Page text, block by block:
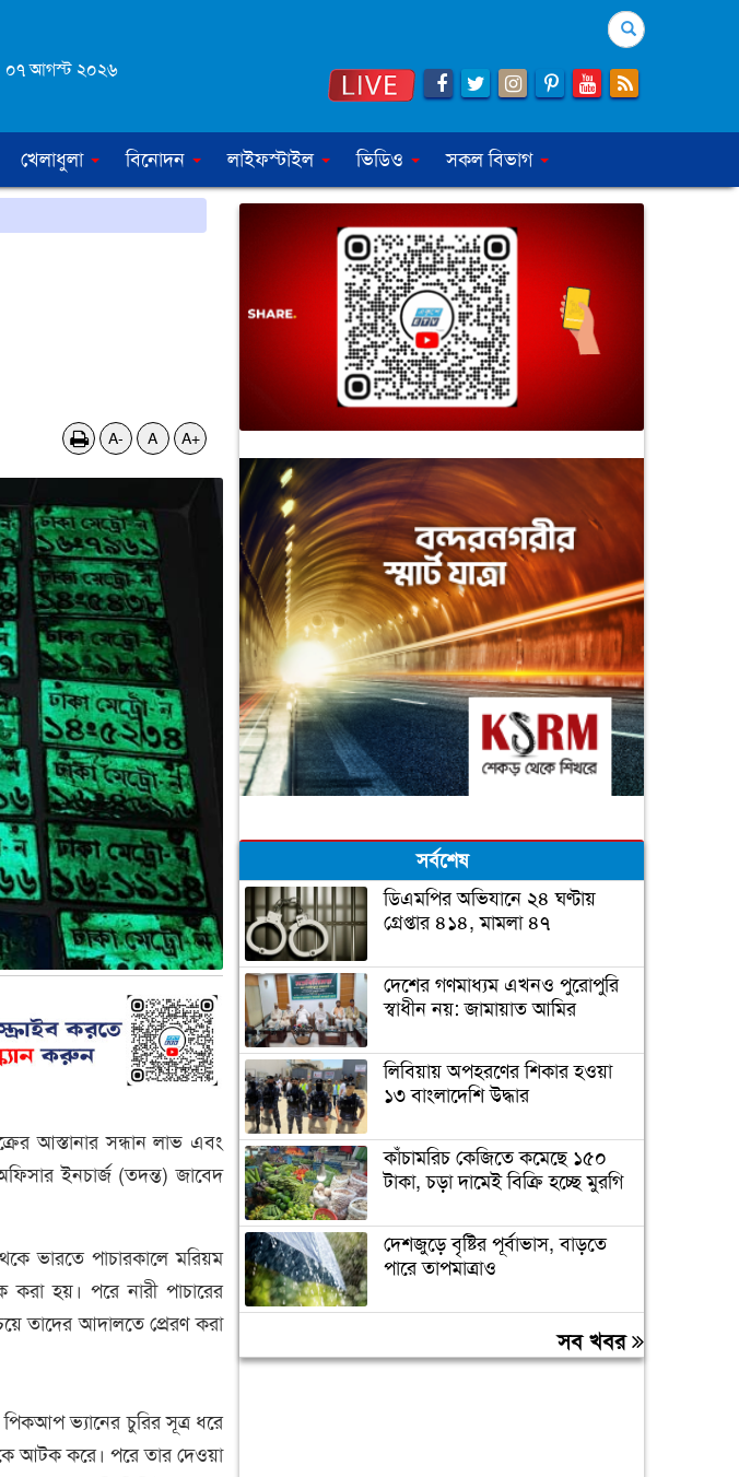
০৭ আগস্ট ২০২৬
Search
খেলাধুলা বিনোদন লাইফস্টাইল ভিডিও সকল বিভাগ
A- A A+
আস্তানার সন্ধান লাভ এবং
ইনচার্জ (তদন্ত) জাবেদ
ভারতে পাচারকালে মরিয়ম
হয়। পরে নারী পাচারের
তাদের আদালতে প্রেরণ করা
ভ্যানের চুরির সূত্র ধরে
আটক করে। পরে তার দেওয়া
সর্বশেষ
ডিএমপির অভিযানে ২৪ ঘণ্টায়
গ্রেপ্তার ৪১৪, মামলা ৪৭
দেশের গণমাধ্যম এখনও পুরোপুরি
স্বাধীন নয়: জামায়াত আমির
লিবিয়ায় অপহরণের শিকার হওয়া
১৩ বাংলাদেশি উদ্ধার
কাঁচামরিচ কেজিতে কমেছে ১৫০
টাকা, চড়া দামেই বিক্রি হচ্ছে মুরগি
দেশজুড়ে বৃষ্টির পূর্বাভাস, বাড়তে
পারে তাপমাত্রাও
স্কুলছাত্রীকে ধর্ষণের মামলায়
কনটেন্ট ক্রিয়েটর রিপন মিয়াসব খবর